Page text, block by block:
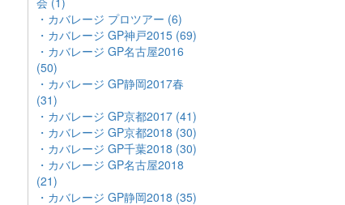
・カバレージ プロツアー (6)
・カバレージ GP神戸2015 (69)
・カバレージ GP名古屋2016
(50)
・カバレージ GP静岡2017春
(31)
・カバレージ GP京都2017 (41)
・カバレージ GP京都2018 (30)
・カバレージ GP千葉2018 (30)
・カバレージ GP名古屋2018
(21)
・カバレージ GP静岡2018 (35)